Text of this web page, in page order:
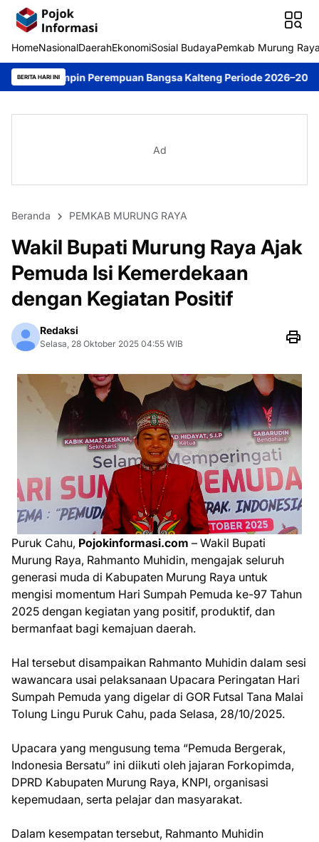
HomeNasionalDaerahEkonomiSosial BudayaPemkab Murung
BERITA HARI INIBangsa Kalteng Periode 2026–2031 DPRD Murung
Ad
Beranda PEMKAB MURUNG RAYA
Wakil Bupati Murung Raya Ajak
Pemuda Isi Kemerdekaan
dengan Kegiatan Positif
Redaksi
Selasa, 28 Oktober 2025 04:55 WIB
Puruk Cahu, Pojokinformasi.com – Wakil Bupati
Murung Raya, Rahmanto Muhidin, mengajak seluruh
generasi muda di Kabupaten Murung Raya untuk
mengisi momentum Hari Sumpah Pemuda ke-97 Tahun
2025 dengan kegiatan yang positif, produktif, dan
bermanfaat bagi kemajuan daerah.
Hal tersebut disampaikan Rahmanto Muhidin dalam sesi
wawancara usai pelaksanaan Upacara Peringatan Hari
Sumpah Pemuda yang digelar di GOR Futsal Tana Malai
Tolung Lingu Puruk Cahu, pada Selasa, 28/10/2025.
Upacara yang mengusung tema “Pemuda Bergerak,
Indonesia Bersatu” ini diikuti oleh jajaran Forkopimda,
DPRD Kabupaten Murung Raya, KNPI, organisasi
kepemudaan, serta pelajar dan masyarakat.
Dalam kesempatan tersebut, Rahmanto Muhidin